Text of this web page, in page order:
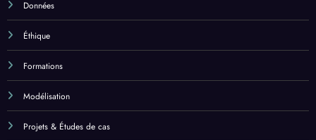
Éthique
Projets & Études de cas